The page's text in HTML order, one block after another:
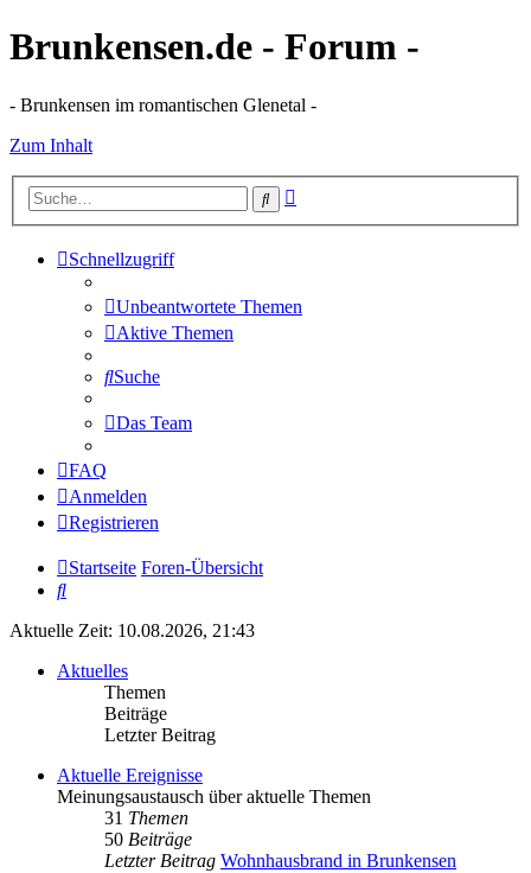
Brunkensen.de - Forum -
- Brunkensen im romantischen Glenetal -
Zum Inhalt
Suche
Schnellzugriff
Unbeantwortete Themen
Aktive Themen
Suche
Das Team
FAQ
Anmelden
Registrieren
Startseite Foren-Übersicht
Suche
Aktuelle Zeit: 10.08.2026, 21:43
Aktuelles
Themen
Beiträge
Letzter Beitrag
Aktuelle Ereignisse
Meinungsaustausch über aktuelle Themen
31 Themen
50 Beiträge
Letzter Beitrag Wohnhausbrand in Brunkensen